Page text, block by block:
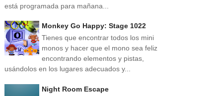
está programada para mañana...
Monkey Go Happy: Stage 1022
Tienes que encontrar todos los mini
monos y hacer que el mono sea feliz
encontrando elementos y pistas,
usándolos en los lugares adecuados y...
Night Room Escape